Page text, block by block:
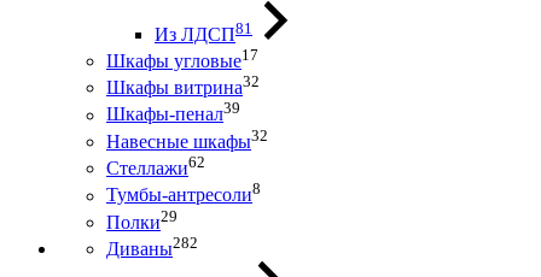
Из ЛДСП81
Шкафы угловые17
Шкафы витрина32
Шкафы-пенал39
Навесные шкафы32
Стеллажи62
Тумбы-антресоли8
Полки29
Диваны282